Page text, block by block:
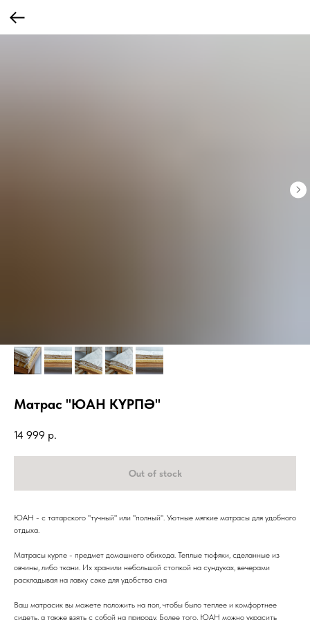
Матрас "ЮАН КҮРПӘ"
14 999 р.
Out of stock
ЮАН - с татарского "тучный" или "полный". Уютные мягкие матрасы для удобного
отдыха.
Матрасы курпе - предмет домашнего обихода. Теплые тюфяки, сделанные из
овчины, либо ткани. Их хранили небольшой стопкой на сундуках, вечерами
раскладывая на лавку сәке для удобства сна
Ваш матрасик вы можете положить на пол, чтобы было теплее и комфортнее
сидеть, а также взять с собой на природу. Более того, ЮАН можно украсить